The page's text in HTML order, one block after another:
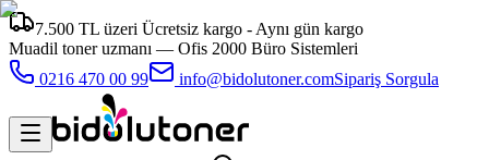
7.500 TL üzeri Ücretsiz kargo - Aynı gün kargo
Muadil toner uzmanı — Ofis 2000 Büro Sistemleri
0216 470 00 99
info@bidolutoner.comSipariş Sorgula